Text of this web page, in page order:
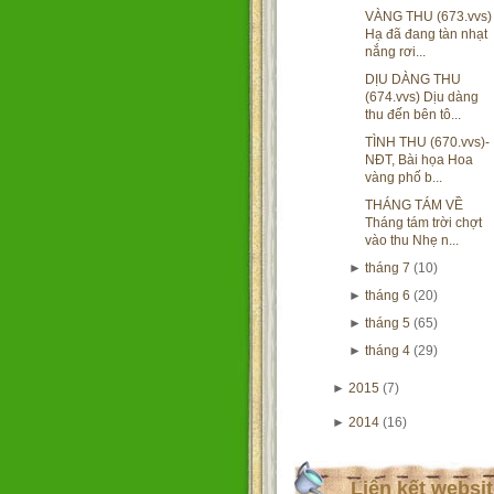
VÀNG THU (673.vvs)
Hạ đã đang tàn nhạt
nắng rơi...
DỊU DÀNG THU
(674.vvs) Dịu dàng
thu đến bên tô...
TÌNH THU (670.vvs)-
NĐT, Bài họa Hoa
vàng phố b...
THÁNG TÁM VỀ
Tháng tám trời chợt
vào thu Nhẹ n...
► tháng 7 (10)
► tháng 6 (20)
► tháng 5 (65)
► tháng 4 (29)
► 2015 (7)
► 2014 (16)
Liên kết